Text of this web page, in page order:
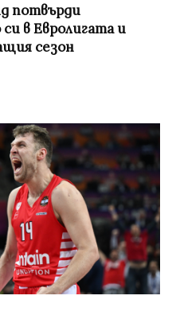
потвърди
в Евролигата и
сезон